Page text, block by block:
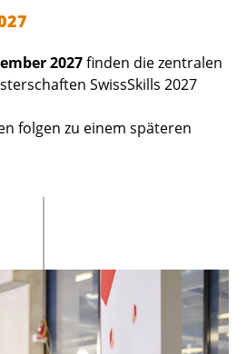
2027finden die zentralen
SwissSkills 2027
folgen zu einem späteren